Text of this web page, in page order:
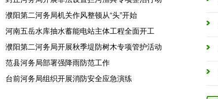
濮阳第二河务局机关作风整顿从“头”开始
河南五岳水库抽水蓄能电站主体工程全面开工
濮阳第二河务局开展秋季堤防树木专项管护活动
范县河务局部署强降雨防范工作
台前河务局组织开展消防安全应急演练